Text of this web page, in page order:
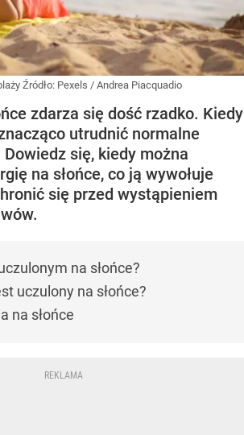
Źródło: Pexels / Andrea Piacquadio
zdarza się dość rzadko. Kiedy
utrudnić normalne
się, kiedy można
na słońce, co ją wywołuje
się przed wystąpieniem
na słońce?
uczulony na słońce?
na słońce